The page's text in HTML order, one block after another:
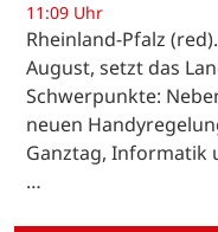
11:09 Uhr
Rheinland-Pfalz
August, setzt das
Schwerpunkte:
neuen
Ganztag, Informatik
…